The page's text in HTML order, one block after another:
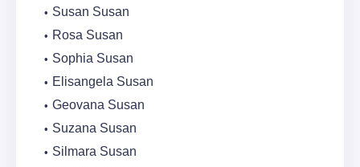
Susan Susan
Rosa Susan
Sophia Susan
Elisangela Susan
Geovana Susan
Suzana Susan
Silmara Susan